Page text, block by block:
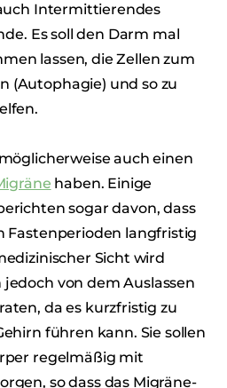
Intermittierendes
Es soll den Darm mal
lassen, die Zellen zum
(Autophagie) und so zu
auch einen
haben. Einige
sogar davon, dass
Fastenperioden langfristig
Sicht wird
von dem Auslassen
da es kurzfristig zu
führen kann. Sie sollen
regelmäßig mit
so dass das Migräne-